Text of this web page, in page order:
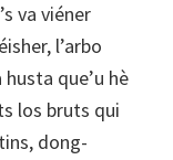
va viéner
l’arbo
que’u hè
los bruts qui
dong-